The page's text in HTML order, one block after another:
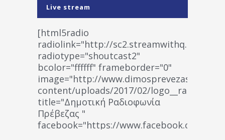
Live stream
[html5radio
radiolink="http://
radiotype="shoutcast2"
bcolor="ffffff" frameborder="0"
image="http://www.dimosprevezas.gr/wp-
content/uploads/2017/02/
title="Δημοτική Ραδιοφωνία
Πρέβεζας "
facebook="https://www.facebook.com/